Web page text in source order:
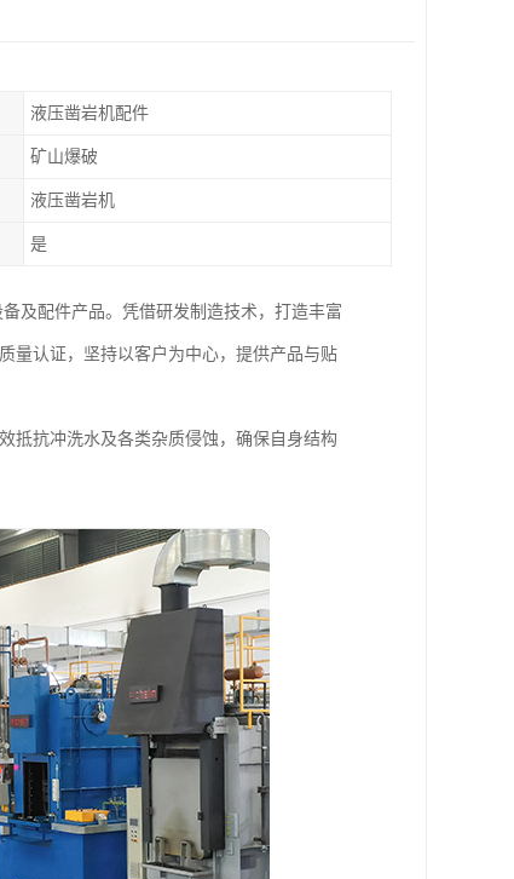
液压凿岩机配件
矿山爆破
液压凿岩机
是
及配件产品。凭借研发制造技术，打造丰富
量认证，坚持以客户为中心，提供产品与贴
抵抗冲洗水及各类杂质侵蚀，确保自身结构